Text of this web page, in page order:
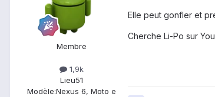
Membre
1,9k
Lieu51
Modèle:Nexus 6, Moto e
Elle peut gonfler et
Cherche Li-Po sur